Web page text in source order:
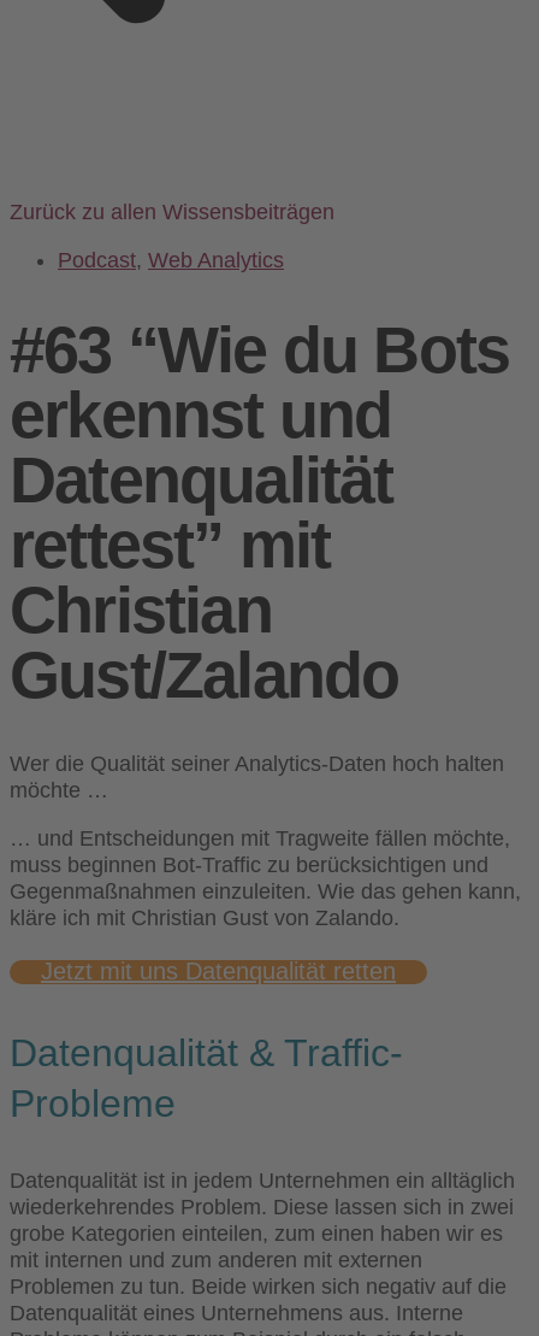
Zurück zu allen Wissensbeiträgen
Podcast, Web Analytics
#63 “Wie du Bots
erkennst und
Datenqualität
rettest” mit
Christian
Gust/Zalando
Wer die Qualität seiner Analytics-Daten hoch halten
möchte …
… und Entscheidungen mit Tragweite fällen möchte,
muss beginnen Bot-Traffic zu berücksichtigen und
Gegenmaßnahmen einzuleiten. Wie das gehen kann,
kläre ich mit Christian Gust von Zalando.
Jetzt mit uns Datenqualität retten
Datenqualität & Traffic-
Probleme
Datenqualität ist in jedem Unternehmen ein alltäglich
wiederkehrendes Problem. Diese lassen sich in zwei
grobe Kategorien einteilen, zum einen haben wir es
mit internen und zum anderen mit externen
Problemen zu tun. Beide wirken sich negativ auf die
Datenqualität eines Unternehmens aus. Interne